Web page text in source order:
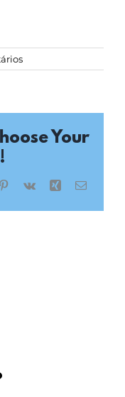
Your
Pinterest
Vk Xing Email